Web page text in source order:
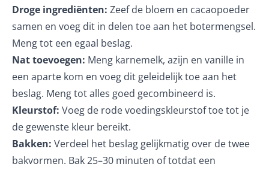
Droge ingrediënten: Zeef de bloem en cacaopoeder
samen en voeg dit in delen toe aan het botermengsel.
Meng tot een egaal beslag.
Nat toevoegen: Meng karnemelk, azijn en vanille in
een aparte kom en voeg dit geleidelijk toe aan het
beslag. Meng tot alles goed gecombineerd is.
Kleurstof: Voeg de rode voedingskleurstof toe tot je
de gewenste kleur bereikt.
Bakken: Verdeel het beslag gelijkmatig over de twee
bakvormen. Bak 25–30 minuten of totdat een